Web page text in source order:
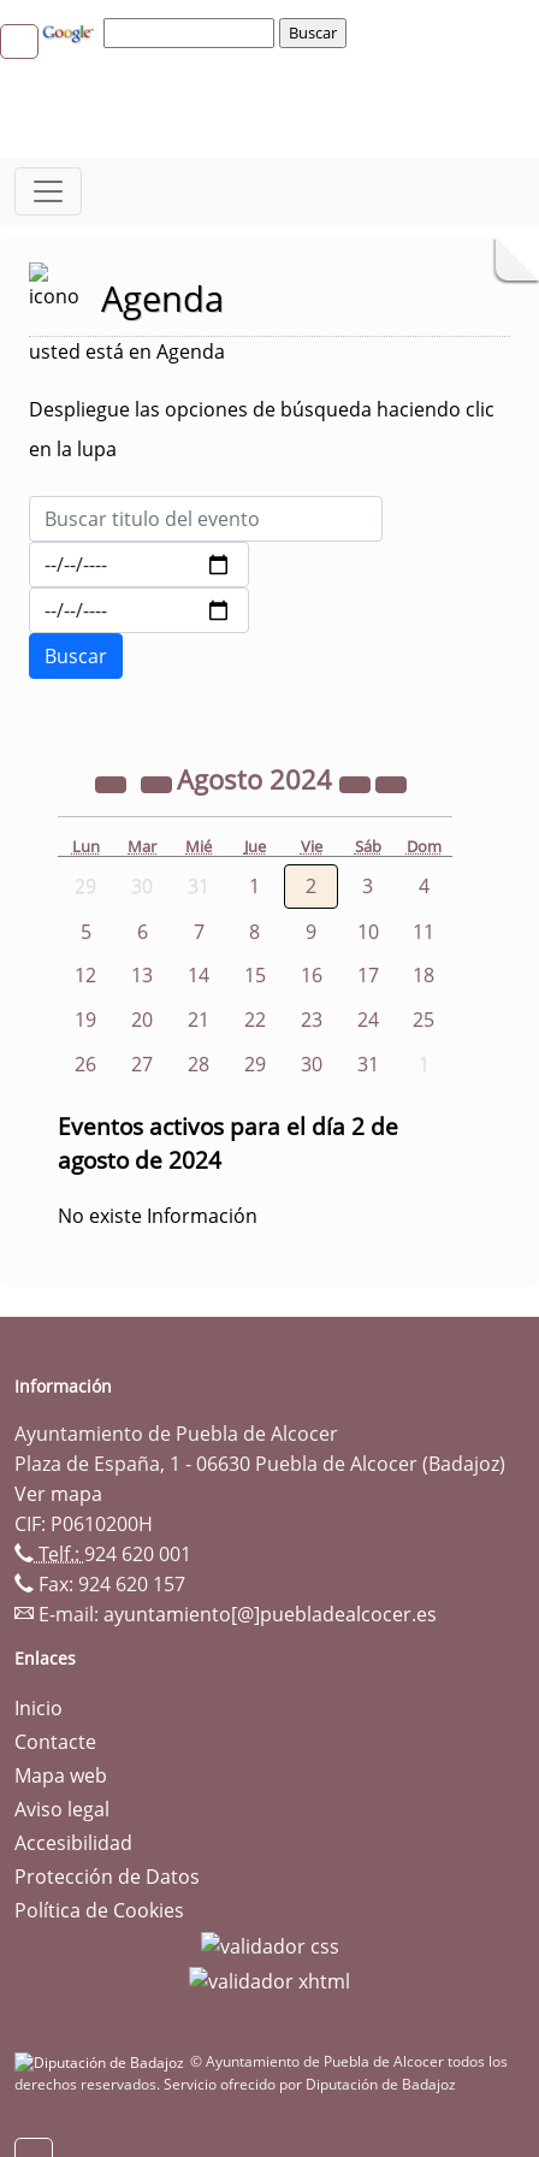
Agenda
usted está en Agenda
Despliegue las opciones de búsqueda haciendo clic
en la lupa
Agosto 2024
Lun Mar Mié Jue Vie Sáb Dom
29 30 31 1 2 3
4
5
6 7 8 9 10
11
12
13 14 15 16 17
18
19
20 21 22 23 24
25
26
27 28 29 30 31 1
Eventos activos para el día 2 de
agosto de 2024
No existe Información
Información
Ayuntamiento de Puebla de Alcocer
Plaza de España, 1 - 06630 Puebla de Alcocer (Badajoz)
Ver mapa
CIF: P0610200H
Telf.: 924 620 001
Fax: 924 620 157
E-mail: ayuntamiento[@]puebladealcocer.es
Enlaces
Inicio
Contacte
Mapa web
Aviso legal
Accesibilidad
Protección de Datos
Política de Cookies
© Ayuntamiento de Puebla de Alcocer todos los
derechos reservados.Servicio ofrecido por Diputación de Badajoz